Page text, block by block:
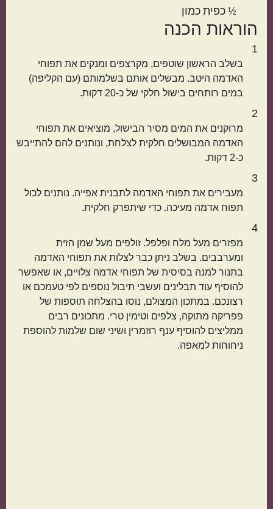
½ כפית כמון
הוראות הכנה
1
בשלב הראשון שוטפים, מקרצפים ומנקים את תפוחי
האדמה היטב. מבשלים אותם בשלמותם (עם הקליפה)
במים רותחים בישול חלקי של כ-20 דקות.
2
מרוקנים את המים מסיר הבישול, מוציאים את תפוחי
האדמה המבושלים חלקית לצלחת, ונותנים להם להתייבש
כ-2 דקות.
3
מעבירים את תפוחי האדמה לתבנית אפייה. נותנים לכול
תפוח אדמה מעיכה. כדי שיתפרק חלקית.
4
מפזרים מעל מלח ופלפל. זולפים מעל שמן הזית
ומערבבים. בשלב ניתן כבר לצלות את תפוחי האדמה
בתנור למנה בסיסית של תפוחי אדמה צלויים, או שאפשר
להוסיף עוד תבלינים ועשבי תיבול נוספים לפי טעמכם או
רצונכם. במתכון המצולם, נוסו בהצלחה תוספות של
פפריקה מתוקה, צלפים וטימין טרי. מתכונים רבים
ממליצים להוסיף ענף רוזמרין ושיני שום שלמות להוספת
ניחוחות למאפה.
קטגוריות נוספות
מנות קלות להכנה בתקציב נמוך